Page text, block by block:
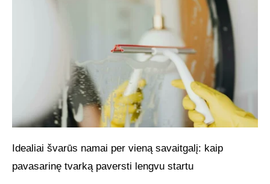
Idealiai švarūs namai per vieną savaitgalį: kaip
pavasarinę tvarką paversti lengvu startu